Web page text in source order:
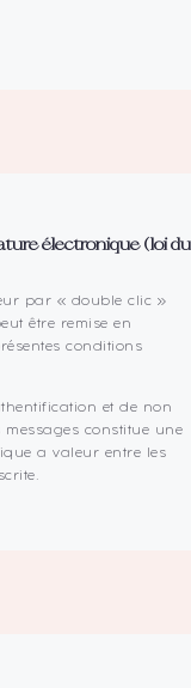
électronique (loi du
par « double clic »
être remise en
conditions
et de non
constitue une
a valeur entre les